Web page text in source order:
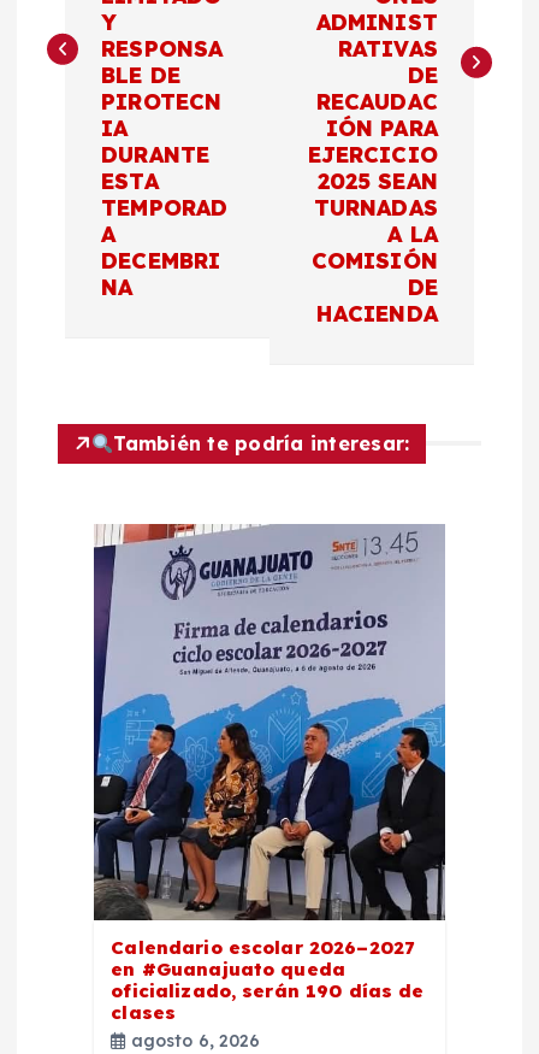
g
a
e
Y
RESPONSA
BLE DE
PIROTECN
IA
DURANTE
ESTA
TEMPORAD
A
DECEMBRI
NA
ADMINIST
RATIVAS
DE
RECAUDAC
IÓN PARA
EJERCICIO
2025 SEAN
TURNADAS
A LA
COMISIÓN
DE
HACIENDA
También te podría interesar:
Calendario escolar 2026–2027
en #Guanajuato queda
oficializado, serán 190 días de
clases
agosto 6, 2026